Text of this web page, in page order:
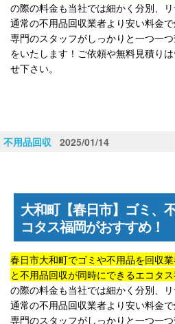
の際の料金も当社では細かく分別、
通常の不用品回収業者より安い料金
専門のスタッフがしっかりと一つ一
をいたします！ご依頼や無料見積り
せ下さい。
不用品回収 2025/01/14
大和町【春日市】ゴミ、
コタス福岡がおすすめ！
春日市大和町でゴミや不用品を回収
と不用品回収が同時にできるエコタ
の際の料金も当社では細かく分別、
通常の不用品回収業者より安い料金
専門のスタッフがしっかりと一つ一